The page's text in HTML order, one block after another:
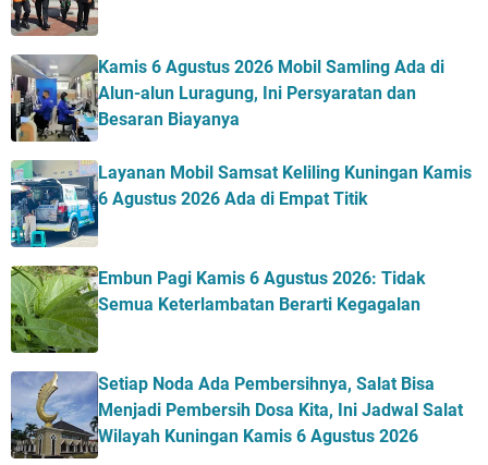
Kamis 6 Agustus 2026 Mobil Samling Ada di
Alun-alun Luragung, Ini Persyaratan dan
Besaran Biayanya
Layanan Mobil Samsat Keliling Kuningan Kamis
6 Agustus 2026 Ada di Empat Titik
Embun Pagi Kamis 6 Agustus 2026: Tidak
Semua Keterlambatan Berarti Kegagalan
Setiap Noda Ada Pembersihnya, Salat Bisa
Menjadi Pembersih Dosa Kita, Ini Jadwal Salat
Wilayah Kuningan Kamis 6 Agustus 2026